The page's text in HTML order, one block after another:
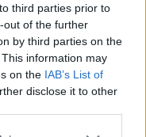
third parties prior to
out of the further
by third parties on the
information may
on the IAB’s List of
disclose it to other